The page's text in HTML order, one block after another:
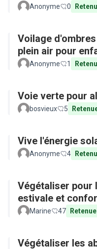
Anonyme 0
Voilage
plein air pour
Anonyme 1
Voie verte pour
bosvieux 5
Vive l'énergie
Anonyme 4
Végétaliser
estivale et
Marine 47 Retenue
Végétaliser les